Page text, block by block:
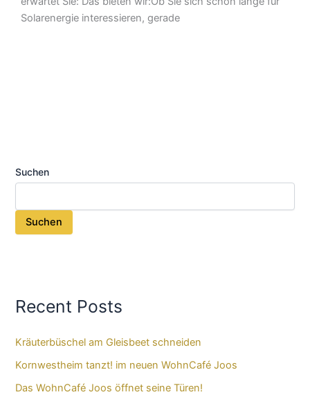
Solarenergie interessieren, gerade
Suchen
Suchen
Recent Posts
Kräuterbüschel am Gleisbeet schneiden
Kornwestheim tanzt! im neuen WohnCafé Joos
Das WohnCafé Joos öffnet seine Türen!